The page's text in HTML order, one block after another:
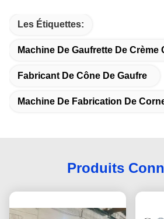
Les Étiquettes:
Machine De Gaufrette De Crème
Fabricant De Cône De Gaufre
Machine De Fabrication De
Produits